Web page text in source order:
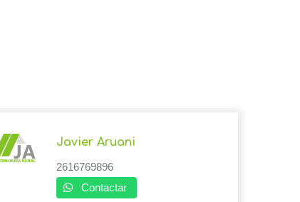
Javier Aruani
2616769896
Contactar